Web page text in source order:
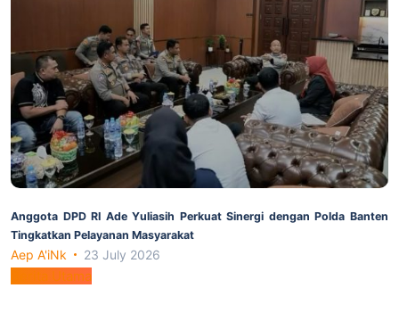
Anggota DPD RI Ade Yuliasih Perkuat Sinergi dengan Polda Banten
Tingkatkan Pelayanan Masyarakat
Aep A'iNk 23 July 2026
Berita Utama